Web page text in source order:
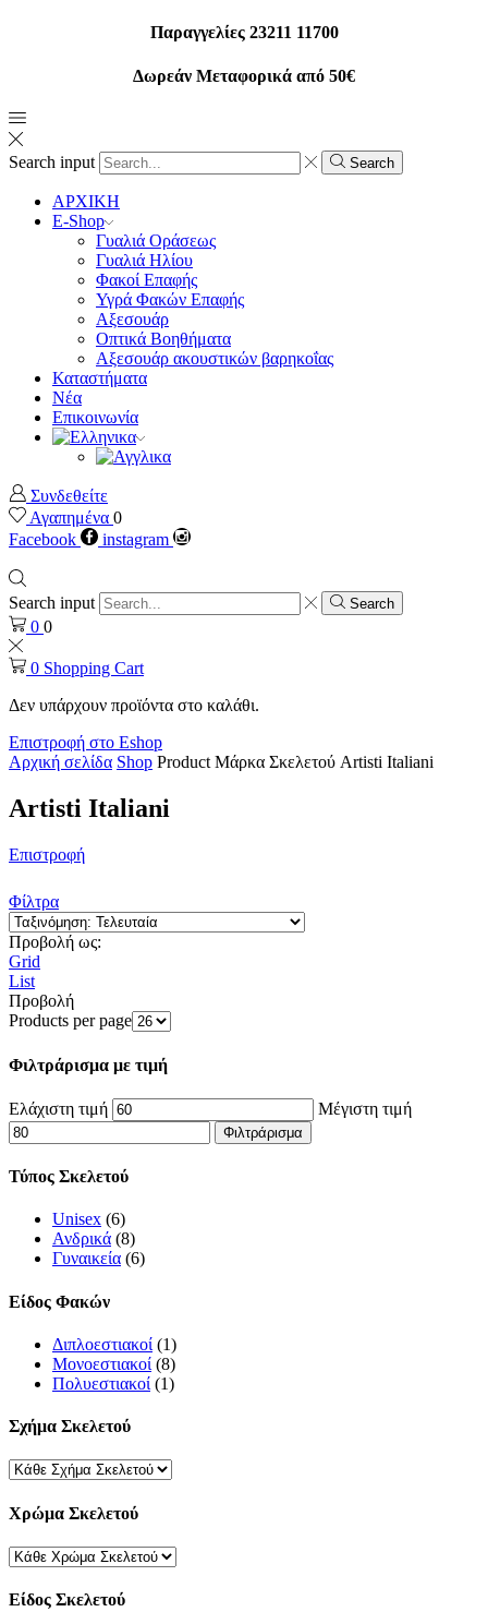
Παραγγελίες 23211 11700
Δωρεάν Μεταφορικά από 50€
Search input Search
ΑΡΧΙΚΗ
E-Shop
Γυαλιά Οράσεως
Γυαλιά Ηλίου
Φακοί Επαφής
Υγρά Φακών Επαφής
Αξεσουάρ
Οπτικά Βοηθήματα
Αξεσουάρ ακουστικών βαρηκοΐας
Καταστήματα
Νέα
Επικοινωνία
Συνδεθείτε
Αγαπημένα 0
Facebook
instagram
Search input Search
0 0
0 Shopping Cart
Δεν υπάρχουν προϊόντα στο καλάθι.
Επιστροφή στο Eshop
Αρχική σελίδα Shop Product Μάρκα Σκελετού Artisti Italiani
Artisti Italiani
Επιστροφή
Φίλτρα
Προβολή ως:
Grid
List
Προβολή
Products per page
Φιλτράρισμα με τιμή
Ελάχιστη τιμή Μέγιστη τιμή
Φιλτράρισμα
Τύπος Σκελετού
Unisex (6)
Ανδρικά (8)
Γυναικεία (6)
Είδος Φακών
Διπλοεστιακοί (1)
Μονοεστιακοί (8)
Πολυεστιακοί (1)
Σχήμα Σκελετού
Χρώμα Σκελετού
Είδος Σκελετού